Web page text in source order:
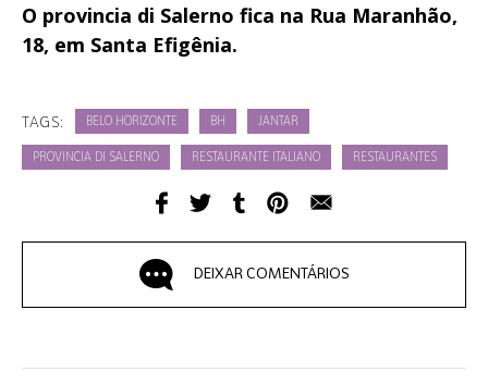
O provincia di Salerno fica na Rua Maranhão,
18, em Santa Efigênia.
TAGS: BELO HORIZONTE BH JANTAR
PROVINCIA DI SALERNO RESTAURANTE ITALIANO RESTAURANTES
DEIXAR COMENTÁRIOS